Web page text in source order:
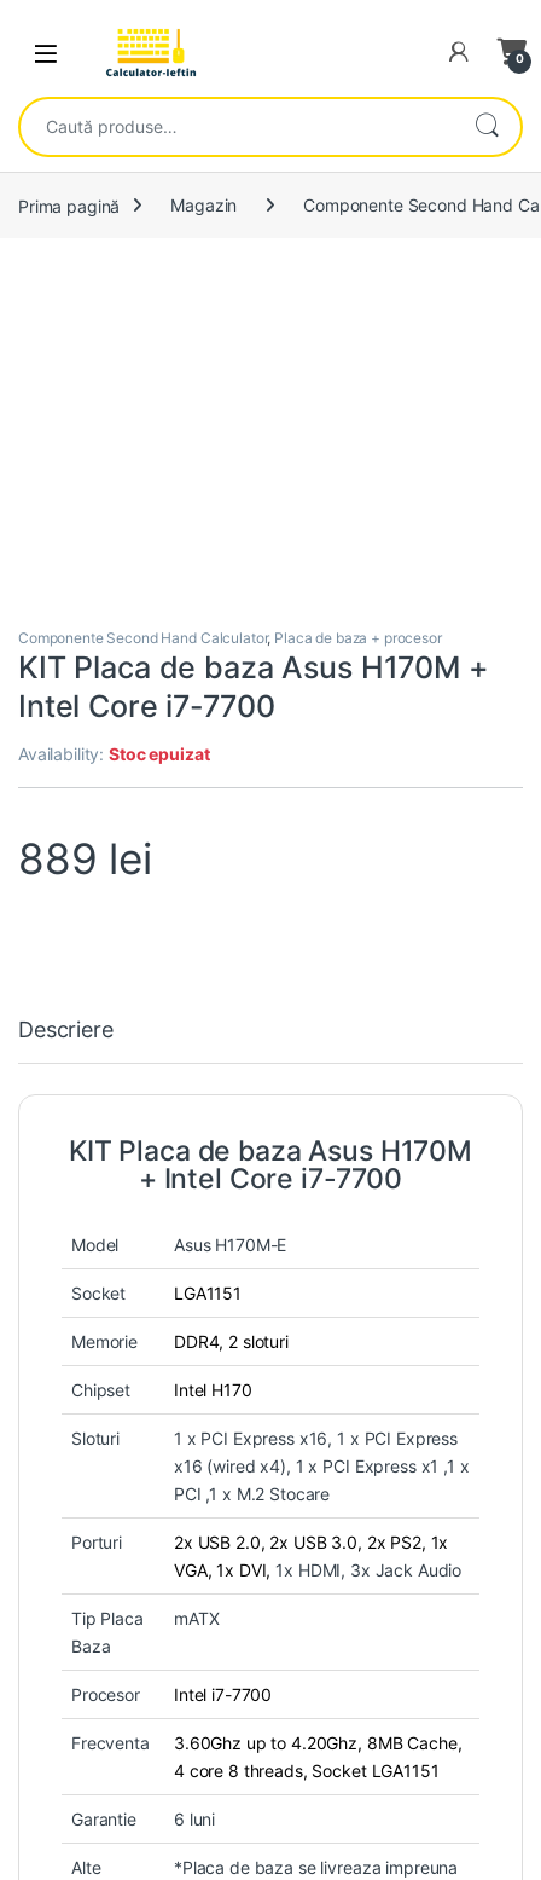
Open 0
Caută după:
Prima pagină Magazin Componente Second Hand
Componente Second Hand Calculator, Placa de baza + procesor
KIT Placa de baza Asus H170M +
Intel Core i7-7700
Availability:Stoc epuizat
889 lei
Descriere
KIT Placa de baza Asus H170M
+ Intel Core i7-7700
Model Asus H170M-E
Socket LGA1151
Memorie DDR4, 2 sloturi
Chipset Intel H170
Sloturi
1 x PCI Express x16, 1 x PCI Express
x16 (wired x4), 1 x PCI Express x1 ,1 x
PCI ,1 x M.2 Stocare
Porturi 2x USB 2.0, 2x USB 3.0, 2x PS2, 1x
VGA,1x DVI, 1x HDMI, 3x Jack Audio
Tip Placa
Baza
mATX
Procesor Intel i7-7700
Frecventa
3.60Ghz up to 4.20Ghz, 8MB Cache,
4 core 8 threads, Socket LGA1151
Garantie 6 luni
Alte
*Placa de baza se livreaza impreuna